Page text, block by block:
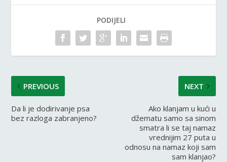
PODIJELI
PREVIOUS
Da li je dodirivanje psa
bez razloga zabranjeno?
NEXT
Ako klanjam u kući u
džematu samo sa sinom
smatra li se taj namaz
vrednijim 27 puta u
odnosu na namaz koji sam
sam klanjao?